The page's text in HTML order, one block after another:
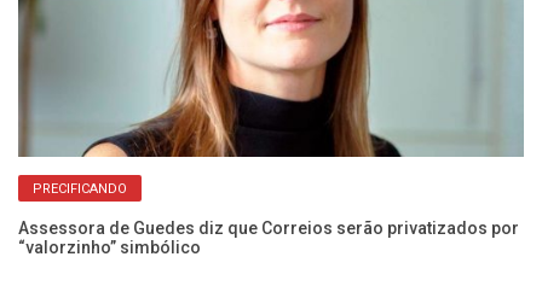
PRECIFICANDO
Assessora de Guedes diz que Correios serão privatizados por
“valorzinho” simbólico